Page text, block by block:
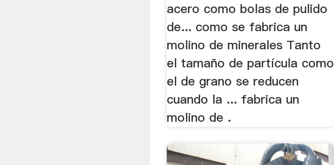
acero como bolas de pulido
de... como se fabrica un
molino de minerales Tanto
el tamaño de partícula como
el de grano se reducen
cuando la ... fabrica un
molino de .